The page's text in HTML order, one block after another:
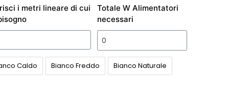
i metri lineare di cui
Totale W Alimentatori
necessari
Caldo Bianco Freddo Bianco Naturale